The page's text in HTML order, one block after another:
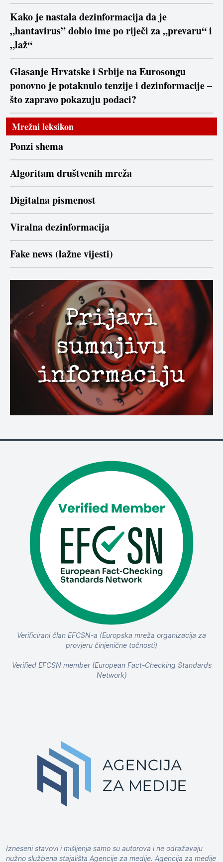
Kako je nastala dezinformacija da je
„hantavirus” dobio ime po riječi za „prevaru“ i
„laž“
Glasanje Hrvatske i Srbije na Eurosongu
ponovno je potaknulo tenzije i dezinformacije –
što zapravo pokazuju podaci?
Mrežni leksikon
Ponzi shema
Algoritam društvenih mreža
Digitalna pismenost
Viralna dezinformacija
Fake news (lažne vijesti)
Verificirani član EFCSN-a (Europska mreža organizacija za
provjeru činjenične točnosti)
Verified EFCSN member (European Fact-Checking Standards
Network)
Izneseni stavovi i mišljenja samo su autorova i ne odražavaju
nužno službena stajališta Agencije za medije. Agencija za medije